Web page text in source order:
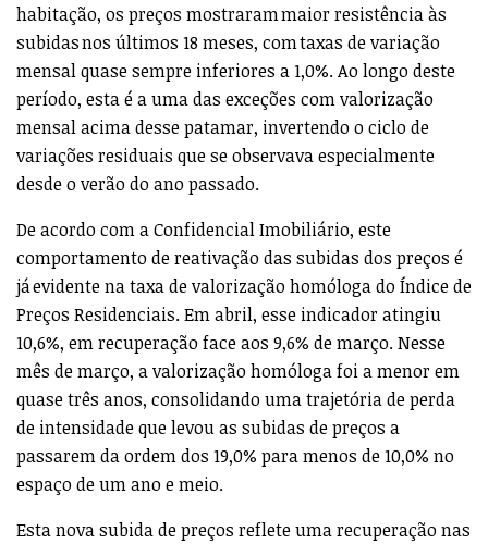
habitação, os preços mostraram maior resistência às
subidas nos últimos 18 meses, com taxas de variação
mensal quase sempre inferiores a 1,0%. Ao longo deste
período, esta é a uma das exceções com valorização
mensal acima desse patamar, invertendo o ciclo de
variações residuais que se observava especialmente
desde o verão do ano passado.
De acordo com a Confidencial Imobiliário, este
comportamento de reativação das subidas dos preços é
já evidente na taxa de valorização homóloga do Índice de
Preços Residenciais. Em abril, esse indicador atingiu
10,6%, em recuperação face aos 9,6% de março. Nesse
mês de março, a valorização homóloga foi a menor em
quase três anos, consolidando uma trajetória de perda
de intensidade que levou as subidas de preços a
passarem da ordem dos 19,0% para menos de 10,0% no
espaço de um ano e meio.
Esta nova subida de preços reflete uma recuperação nas